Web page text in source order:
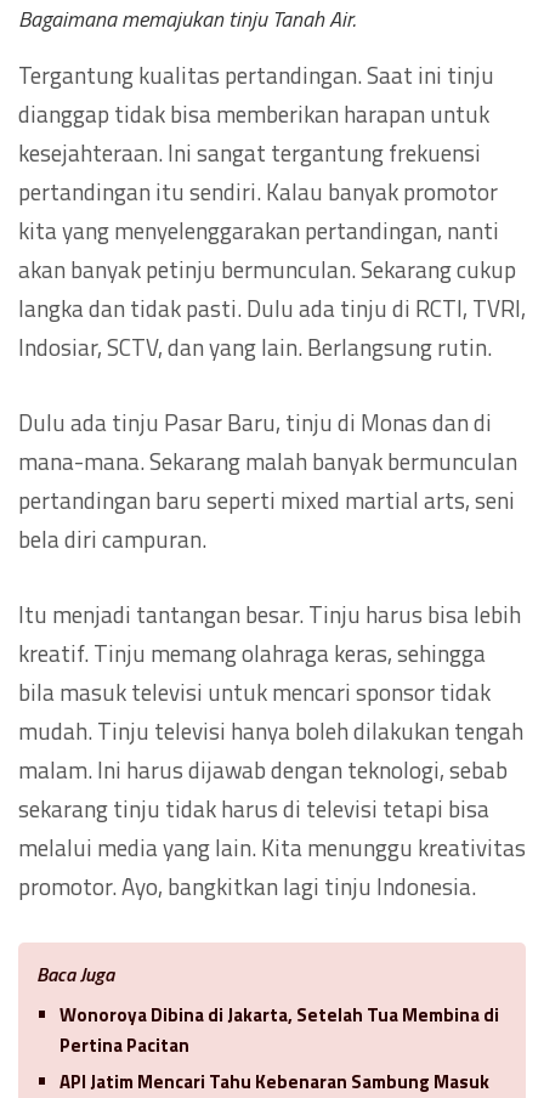
Bagaimana memajukan tinju Tanah Air.
Tergantung kualitas pertandingan. Saat ini tinju
dianggap tidak bisa memberikan harapan untuk
kesejahteraan. Ini sangat tergantung frekuensi
pertandingan itu sendiri. Kalau banyak promotor
kita yang menyelenggarakan pertandingan, nanti
akan banyak petinju bermunculan. Sekarang cukup
langka dan tidak pasti. Dulu ada tinju di RCTI, TVRI,
Indosiar, SCTV, dan yang lain. Berlangsung rutin.
Dulu ada tinju Pasar Baru, tinju di Monas dan di
mana-mana. Sekarang malah banyak bermunculan
pertandingan baru seperti mixed martial arts, seni
bela diri campuran.
Itu menjadi tantangan besar. Tinju harus bisa lebih
kreatif. Tinju memang olahraga keras, sehingga
bila masuk televisi untuk mencari sponsor tidak
mudah. Tinju televisi hanya boleh dilakukan tengah
malam. Ini harus dijawab dengan teknologi, sebab
sekarang tinju tidak harus di televisi tetapi bisa
melalui media yang lain. Kita menunggu kreativitas
promotor. Ayo, bangkitkan lagi tinju Indonesia.
Baca Juga
Wonoroya Dibina di Jakarta, Setelah Tua Membina di
Pertina Pacitan
API Jatim Mencari Tahu Kebenaran Sambung Masuk